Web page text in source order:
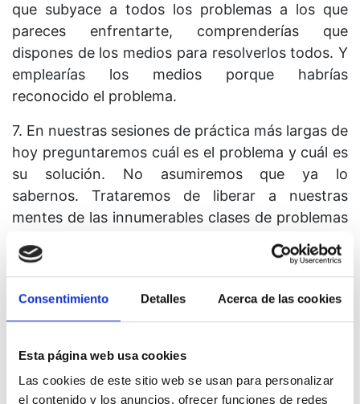
Consentimiento Detalles Acerca de las cookies
Esta página web usa cookies
Las cookies de este sitio web se usan para personalizar
el contenido y los anuncios, ofrecer funciones de redes
que subyace a todos los problemas a los que
pareces enfrentarte, comprenderías que
dispones de los medios para resolverlos todos. Y
emplearías los medios porque habrías
reconocido el problema.
7. En nuestras sesiones de práctica más largas de
hoy preguntaremos cuál es el problema y cuál es
su solución. No asumiremos que ya lo
sabernos. Trataremos de liberar a nuestras
mentes de las innumerables clases de problemas
cuenta de que sólo tenemos un problema, el cual
no hemos reconocido. Preguntaremos cuál es
ese problema y esperaremos la respuesta. Ésta
se nos dará. Luego preguntaremos cuál es su
solución. Y ésta se nos dará también.
8. Los ejercicios de hoy serán fructíferos en la